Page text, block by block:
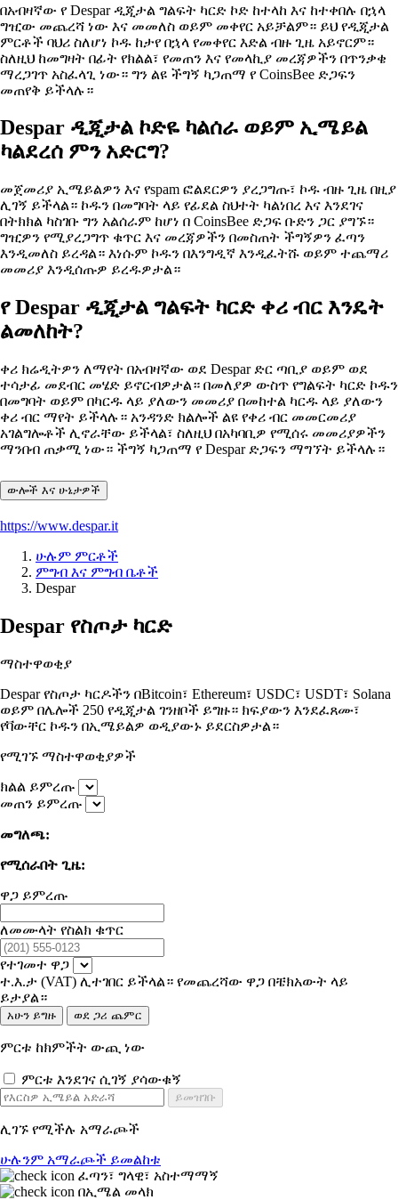
በአብዛኛው የ Despar ዲጂታል ግልፍት ካርድ ኮድ ከተላከ እና ከተቀበሉ በኋላ
ግዢው መጨረሻ ነው እና መመለስ ወይም መቀየር አይቻልም። ይህ የዲጂታል
ምርቶች ባህሪ ስለሆነ ኮዱ ከታየ በኋላ የመቀየር እድል ብዙ ጊዜ አይኖርም።
ስለዚህ ከመግዛት በፊት የክልል፣ የመጠን እና የመላኪያ መረጃዎችን በጥንቃቄ
ማረጋገጥ አስፈላጊ ነው። ግን ልዩ ችግኝ ካጋጠማ የ CoinsBee ድጋፍን
መጠየቅ ይችላሉ።
Despar ዲጂታል ኮድዬ ካልሰራ ወይም ኢሜይል
ካልደረሰ ምን አድርግ?
መጀመሪያ ኢሜይልዎን እና የspam ፎልደርዎን ያረጋግጡ፣ ኮዱ ብዙ ጊዜ በዚያ
ሊገኝ ይችላል። ኮዱን በመግባት ላይ የፊደል ስህተት ካልነበረ እና እንደገና
በትክክል ካስገቡ ግን አልሰራም ከሆነ በ CoinsBee ድጋፍ ቡድን ጋር ያግኙ።
ግዢዎን የሚያረጋግጥ ቁጥር እና መረጃዎችን በመስጠት ችግኝዎን ፈጣን
እንዲመለስ ይረዳል። እነሱም ኮዱን በእንግዲኛ እንዲፈትሹ ወይም ተጨማሪ
መመሪያ እንዲሰጡዎ ይረዱዎታል።
የ Despar ዲጂታል ግልፍት ካርድ ቀሪ ብር እንዴት
ልመለከት?
ቀሪ ክሬዲትዎን ለማየት በአብዛኛው ወደ Despar ድር ጣቢያ ወይም ወደ
ተሳታፊ መደብር መሄድ ይኖርብዎታል። በመለያዎ ውስጥ የግልፍት ካርድ ኮዱን
በመግባት ወይም በካርዱ ላይ ያለውን መመሪያ በመከተል ካርዱ ላይ ያለውን
ቀሪ ብር ማየት ይችላሉ። አንዳንድ ክልሎች ልዩ የቀሪ ብር መመርመሪያ
አገልግሎቶች ሊኖራቸው ይችላል፣ ስለዚህ በአካባቢዎ የሚሰሩ መመሪያዎችን
ማንበብ ጠቃሚ ነው። ችግኝ ካጋጠማ የ Despar ድጋፍን ማግኘት ይችላሉ።
ውሎች እና ሁኔታዎች
https://www.despar.it
ሁሉም ምርቶች
ምግብ እና ምግብ ቤቶች
Despar
Despar የስጦታ ካርድ
ማስተዋወቂያ
Despar የስጦታ ካርዶችን በBitcoin፣ Ethereum፣ USDC፣ USDT፣ Solana
ወይም በሌሎች 250 የዲጂታል ገንዘቦች ይግዙ። ክፍያውን እንደፈጸሙ፣
የቫውቸር ኮዱን በኢሜይልዎ ወዲያውኑ ይደርስዎታል።
የሚገኙ ማስተዋወቂያዎች
ክልል ይምረጡ
መጠን ይምረጡ
መግለጫ:
የሚሰራበት ጊዜ:
ዋጋ ይምረጡ
ለመሙላት የስልክ ቁጥር
የተገመተ ዋጋ
ተ.እ.ታ (VAT) ሊተገበር ይችላል። የመጨረሻው ዋጋ በቼክአውት ላይ
ይታያል።
አሁን ይግዙ ወደ ጋሪ ጨምር
ምርቱ ከክምችት ውጪ ነው
ምርቱ እንደገና ሲገኝ ያሳውቁኝ
ይመዝገቡ
ሊገኙ የሚችሉ አማራጮች
ሁሉንም አማራጮች ይመልከቱ
ፈጣን፣ ግላዊ፣ አስተማማኝ
በኢሜል መላክ